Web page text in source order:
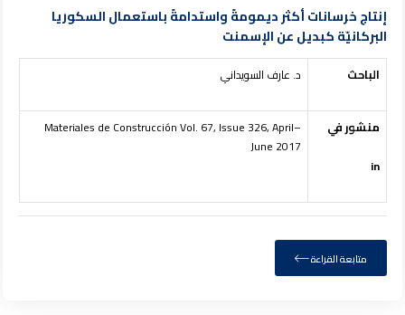
إنتاج خرسانات أكثر ديمومةً واستدامةً باستعمال السكوريا
البركانيّة كبديل عن الإسمنت
الباحث د. عارف السويداني
منشور في
in
Materiales de Construcción Vol. 67, Issue 326, April–
June 2017
متابعة القراءة